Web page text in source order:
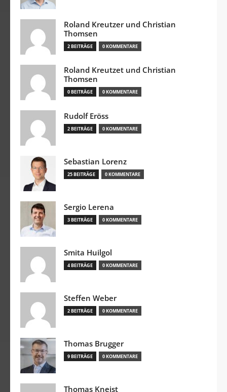
Roland Kreutzer und Christian
Thomsen
2 BEITRÄGE 0 KOMMENTARE
Roland Kreutzet und Christian
Thomsen
0 BEITRÄGE 0 KOMMENTARE
Rudolf Eröss
2 BEITRÄGE 0 KOMMENTARE
Sebastian Lorenz
25 BEITRÄGE 0 KOMMENTARE
Sergio Lerena
3 BEITRÄGE 0 KOMMENTARE
Smita Huilgol
4 BEITRÄGE 0 KOMMENTARE
Steffen Weber
2 BEITRÄGE 0 KOMMENTARE
Thomas Brugger
9 BEITRÄGE 0 KOMMENTARE
Thomas Kneist